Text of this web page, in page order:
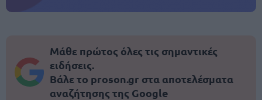
Μάθε πρώτος όλες τις σημαντικές
ειδήσεις.
Βάλε το proson.gr στα αποτελέσματα
αναζήτησης της Google